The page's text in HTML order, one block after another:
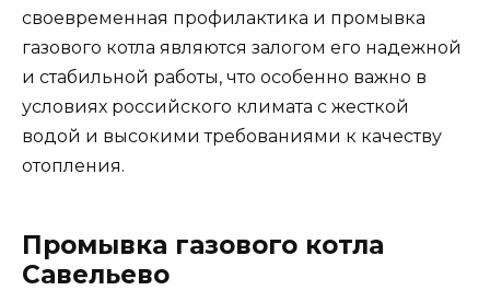
своевременная профилактика и промывка
газового котла являются залогом его надежной
и стабильной работы, что особенно важно в
условиях российского климата с жесткой
водой и высокими требованиями к качеству
отопления.
Промывка газового котла
Савельево